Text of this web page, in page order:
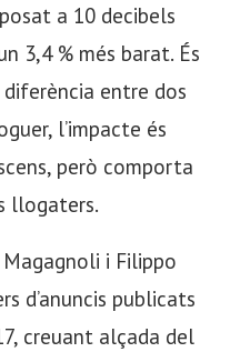
a 10 decibels
3,4 % més barat. És
diferència entre dos
l’impacte és
però comporta
llogaters.
i Filippo
d’anuncis publicats
creuant alçada del